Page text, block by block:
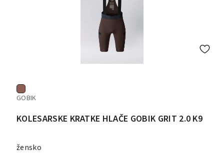
GOBIK
KOLESARSKE KRATKE HLAČE GOBIK GRIT 2.0 K9
žensko